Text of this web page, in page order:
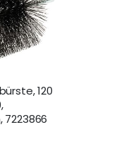
120
7223866